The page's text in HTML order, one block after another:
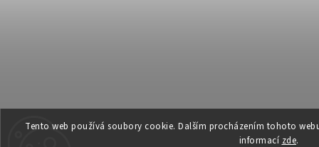
Tento web používá soubory cookie. Dalším procházením tohoto
informací zde.